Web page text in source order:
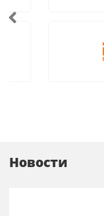
Новости